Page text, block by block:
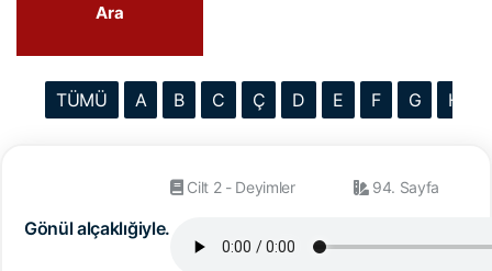
Ara
TÜMÜ A B C Ç D E F G H
Gönül alçaklığiyle.
Cilt 2 - Deyimler 94. Sayfa